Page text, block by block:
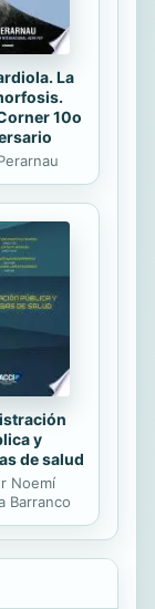
La
10o
y
de salud
Noemí
Barranco